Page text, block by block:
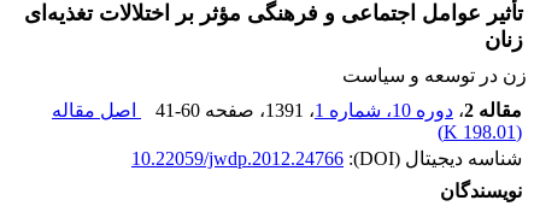
تأثیر عوامل اجتماعی و فرهنگی مؤثر بر اختلالات تغذیه‌ای
زنان
زن در توسعه و سیاست
مقاله 2
، دوره 10، شماره 1 ، 1391 ، صفحه 41-60
اصل مقاله
(
198.01 K
)
شناسه دیجیتال (DOI):
10.22059/jwdp.2012.24766
نویسندگان